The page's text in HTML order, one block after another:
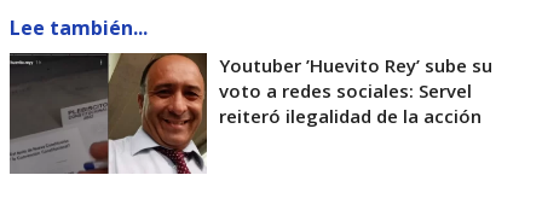
Lee también...
Youtuber ’Huevito Rey’ sube su
voto a redes sociales: Servel
reiteró ilegalidad de la acción